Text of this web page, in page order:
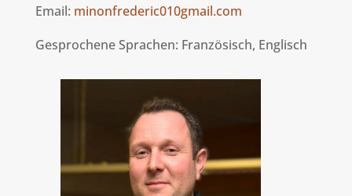
Email: minonfrederic010gmail.com
Gesprochene Sprachen: Französisch, Englisch